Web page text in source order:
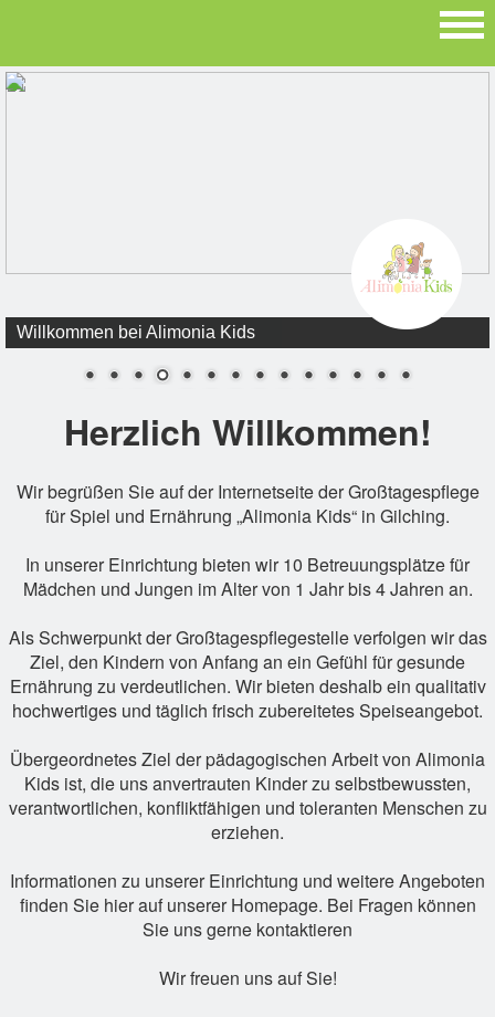
Willkommen bei Alimonia Kids
Herzlich Willkommen!
Wir begrüßen Sie auf der Internetseite der Großtagespflege
für Spiel und Ernährung „Alimonia Kids“ in Gilching.
In unserer Einrichtung bieten wir 10 Betreuungsplätze für
Mädchen und Jungen im Alter von 1 Jahr bis 4 Jahren an.
Als Schwerpunkt der Großtagespflegestelle verfolgen wir das
Ziel, den Kindern von Anfang an ein Gefühl für gesunde
Ernährung zu verdeutlichen. Wir bieten deshalb ein qualitativ
hochwertiges und täglich frisch zubereitetes Speiseangebot.
Übergeordnetes Ziel der pädagogischen Arbeit von Alimonia
Kids ist, die uns anvertrauten Kinder zu selbstbewussten,
verantwortlichen, konfliktfähigen und toleranten Menschen zu
erziehen.
Informationen zu unserer Einrichtung und weitere Angeboten
finden Sie hier auf unserer Homepage. Bei Fragen können
Sie uns gerne kontaktieren
Wir freuen uns auf Sie!